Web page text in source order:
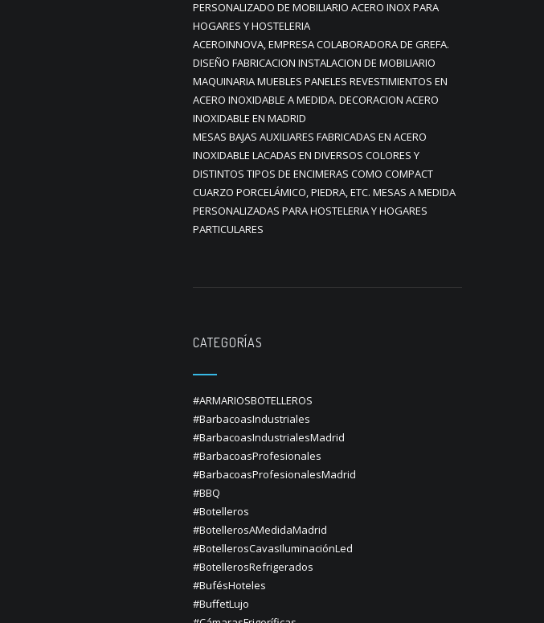
PERSONALIZADO DE MOBILIARIO ACERO INOX PARA
HOGARES Y HOSTELERIA
ACEROINNOVA, EMPRESA COLABORADORA DE GREFA.
DISEÑO FABRICACION INSTALACION DE MOBILIARIO
MAQUINARIA MUEBLES PANELES REVESTIMIENTOS EN
ACERO INOXIDABLE A MEDIDA. DECORACION ACERO
INOXIDABLE EN MADRID
MESAS BAJAS AUXILIARES FABRICADAS EN ACERO
INOXIDABLE LACADAS EN DIVERSOS COLORES Y
DISTINTOS TIPOS DE ENCIMERAS COMO COMPACT
CUARZO PORCELÁMICO, PIEDRA, ETC. MESAS A MEDIDA
PERSONALIZADAS PARA HOSTELERIA Y HOGARES
PARTICULARES
CATEGORÍAS
#ARMARIOSBOTELLEROS
#BarbacoasIndustriales
#BarbacoasIndustrialesMadrid
#BarbacoasProfesionales
#BarbacoasProfesionalesMadrid
#BBQ
#Botelleros
#BotellerosAMedidaMadrid
#BotellerosCavasIluminaciónLed
#BotellerosRefrigerados
#BufésHoteles
#BuffetLujo